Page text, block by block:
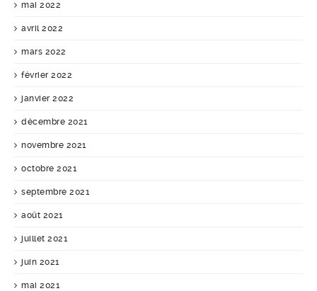
mai 2022
avril 2022
mars 2022
février 2022
janvier 2022
décembre 2021
novembre 2021
octobre 2021
septembre 2021
août 2021
juillet 2021
juin 2021
mai 2021